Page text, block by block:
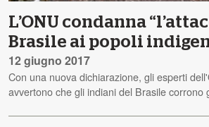
L’ONU condanna
Brasile ai popoli
12 giugno 2017
Con una nuova dichiarazione, gli esperti
avvertono che gli indiani del Brasile corrono